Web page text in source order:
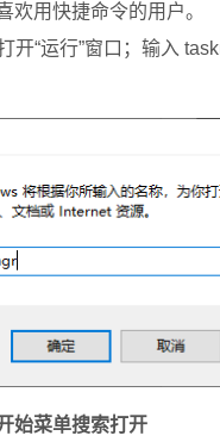
欢用快捷命令的用户。
开“运行”窗口； 输入
始菜单搜索打开